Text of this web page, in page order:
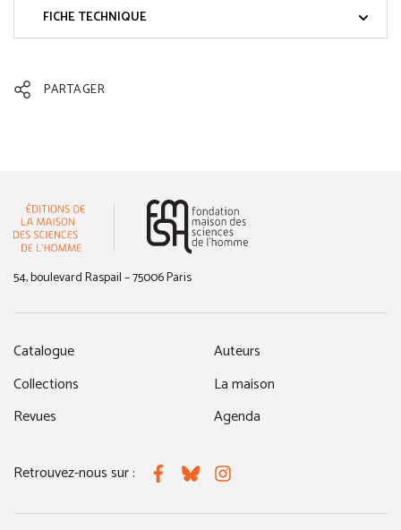
FICHE TECHNIQUE
PARTAGER
54, boulevard Raspail – 75006 Paris
Catalogue
Collections
Revues
Auteurs
La maison
Agenda
Retrouvez-nous sur : FacebookBlueskyInstagram